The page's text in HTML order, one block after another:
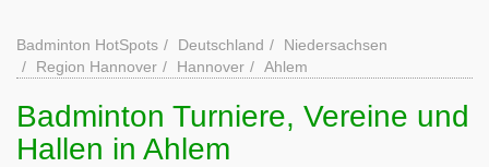
Badminton HotSpots Deutschland
Niedersachsen
Region Hannover
Hannover Ahlem
Badminton Turniere, Vereine und
Hallen in Ahlem